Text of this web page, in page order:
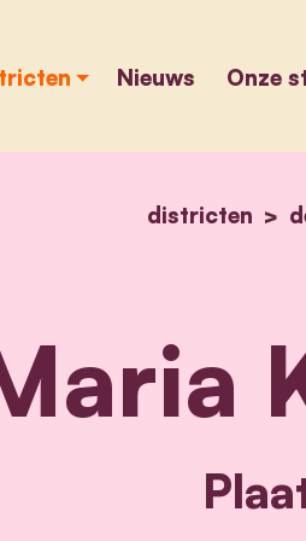
Nieuws Onze
districten